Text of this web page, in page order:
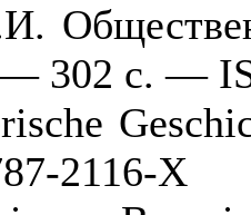
302 с. —
2116-X